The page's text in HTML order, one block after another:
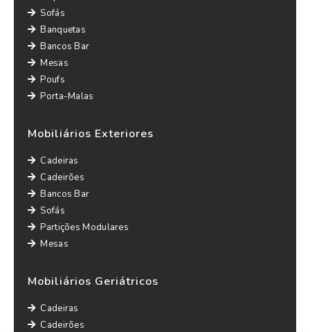
Sofás
Banquetas
Bancos Bar
Mesas
Poufs
Porta-Malas
Mobiliários Exteriores
Cadeiras
Cadeirões
Bancos Bar
Sofás
Partições Modulares
Mesas
Mobiliários Geriátricos
Cadeiras
Cadeirões